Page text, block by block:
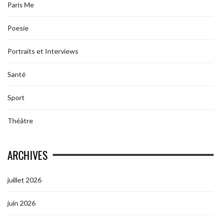
Paris Me
Poesie
Portraits et Interviews
Santé
Sport
Théâtre
ARCHIVES
juillet 2026
juin 2026